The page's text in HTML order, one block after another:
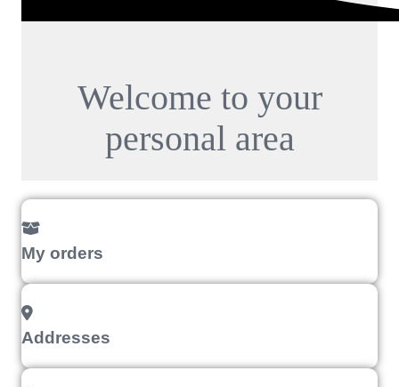
Welcome to your
personal area
My orders
Addresses